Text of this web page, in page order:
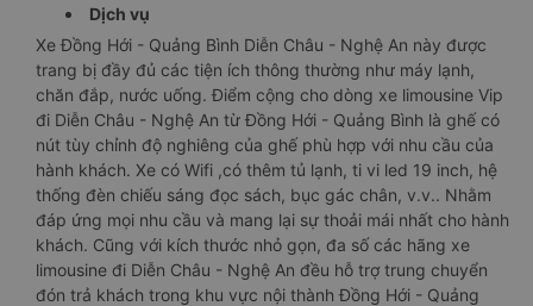
Dịch vụ
Xe Đồng Hới - Quảng Bình Diễn Châu - Nghệ An này được
trang bị đầy đủ các tiện ích thông thường như máy lạnh,
chăn đắp, nước uống. Điểm cộng cho dòng xe limousine Vip
đi Diễn Châu - Nghệ An từ Đồng Hới - Quảng Bình là ghế có
nút tùy chỉnh độ nghiêng của ghế phù hợp với nhu cầu của
hành khách. Xe có Wifi ,có thêm tủ lạnh, ti vi led 19 inch, hệ
thống đèn chiếu sáng đọc sách, bục gác chân, v.v.. Nhằm
đáp ứng mọi nhu cầu và mang lại sự thoải mái nhất cho hành
khách. Cũng với kích thước nhỏ gọn, đa số các hãng xe
limousine đi Diễn Châu - Nghệ An đều hỗ trợ trung chuyển
đón trả khách trong khu vực nội thành Đồng Hới - Quảng